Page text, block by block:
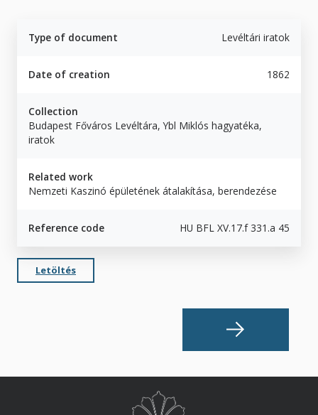
Type of document Levéltári iratok
Date of creation 1862
Collection
Budapest Főváros Levéltára, Ybl Miklós hagyatéka,
iratok
Related work
Nemzeti Kaszinó épületének átalakítása, berendezése
Reference code HU BFL XV.17.f 331.a 45
Letöltés